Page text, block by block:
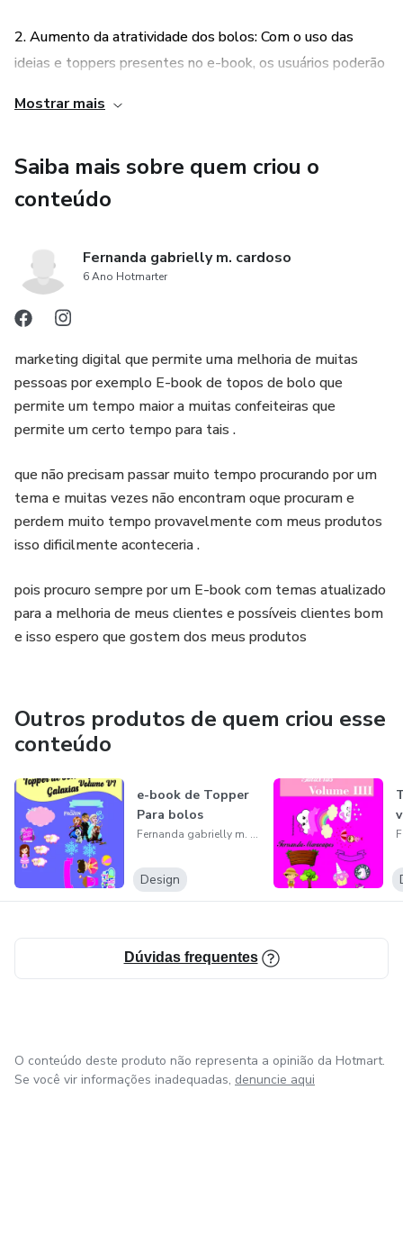
2. Aumento da atratividade dos bolos: Com o uso das
ideias e toppers presentes no e-book, os usuários poderão
impactantes. Isso é essencial para conquistar a atenção e o
desejáveis e aumentando as chances de vendas. Além
disso, a criatividade na decoração dos bolos pode ajudar a
Mostrar mais
Saiba mais sobre quem criou o
conteúdo
Fernanda gabrielly m. cardoso
6 Ano Hotmarter
marketing digital que permite uma melhoria de muitas
pessoas por exemplo E-book de topos de bolo que
permite um tempo maior a muitas confeiteiras que
permite um certo tempo para tais .
que não precisam passar muito tempo procurando por um
tema e muitas vezes não encontram oque procuram e
perdem muito tempo provavelmente com meus produtos
isso dificilmente aconteceria .
pois procuro sempre por um E-book com temas atualizado
para a melhoria de meus clientes e possíveis clientes bom
e isso espero que gostem dos meus produtos
Outros produtos de quem criou esse
conteúdo
e-book de Topper
Para bolos
Fernanda gabrielly m. cardoso
Design
Dúvidas frequentes
O conteúdo deste produto não representa a opinião da Hotmart.
Se você vir informações inadequadas, denuncie aqui